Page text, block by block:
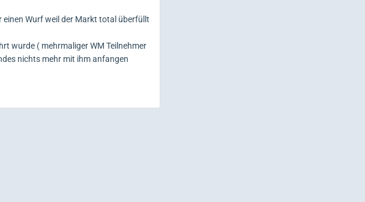
einen Wurf weil der Markt total überfüllt
wurde ( mehrmaliger WM Teilnehmer
nichts mehr mit ihm anfangen